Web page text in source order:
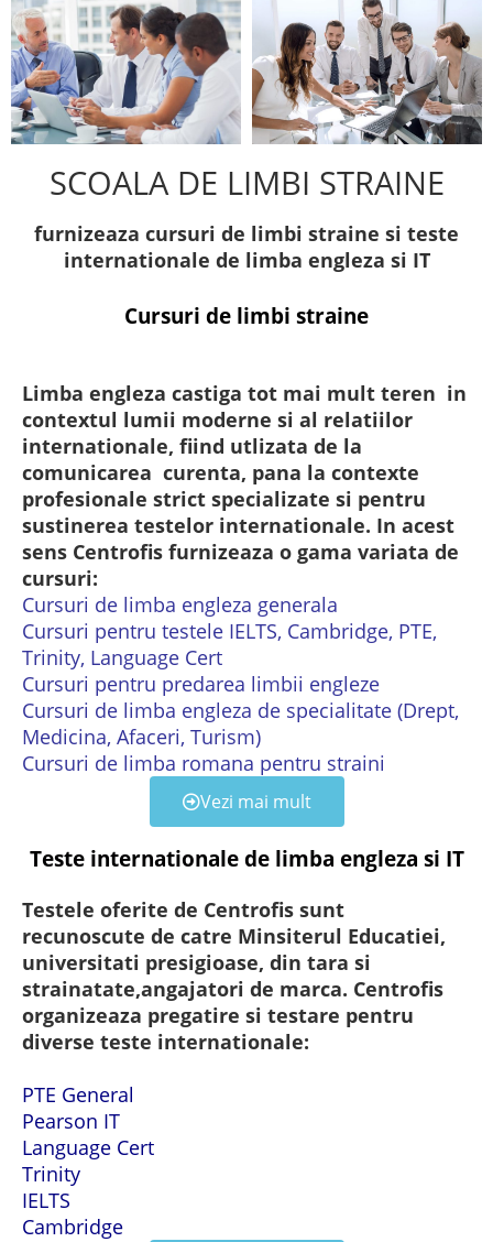
SCOALA DE LIMBI STRAINE
furnizeaza cursuri de limbi straine si teste
internationale de limba engleza si IT
Cursuri de limbi straine
Limba engleza castiga tot mai mult teren in
contextul lumii moderne si al relatiilor
internationale, fiind utlizata de la
comunicarea curenta, pana la contexte
profesionale strict specializate si pentru
sustinerea testelor internationale. In acest
sens Centrofis furnizeaza o gama variata de
cursuri:
Cursuri de limba engleza generala
Cursuri pentru testele IELTS, Cambridge, PTE,
Trinity, Language Cert
Cursuri pentru predarea limbii engleze
Cursuri de limba engleza de specialitate (Drept,
Medicina, Afaceri, Turism)
Cursuri de limba romana pentru straini
Vezi mai mult
Teste internationale de limba engleza si IT
Testele oferite de Centrofis sunt
recunoscute de catre Minsiterul Educatiei,
universitati presigioase, din tara si
strainatate,angajatori de marca. Centrofis
organizeaza pregatire si testare pentru
diverse teste internationale:
PTE General
Pearson IT
Language Cert
Trinity
IELTS
Cambridge